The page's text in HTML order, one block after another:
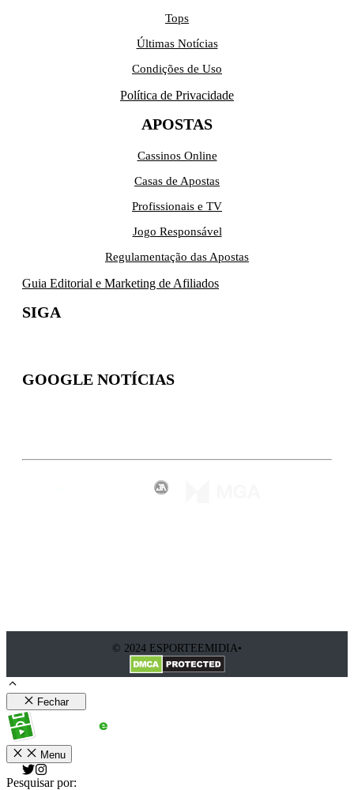
Tops
Últimas Notícias
Condições de Uso
Política de Privacidade
APOSTAS
Cassinos Online
Casas de Apostas
Profissionais e TV
Jogo Responsável
Regulamentação das Apostas
Guia Editorial e Marketing de Afiliados
SIGA
GOOGLE NOTÍCIAS
© 2024 ESPORTEEMIDIA•
Fechar
Menu
Pesquisar por: